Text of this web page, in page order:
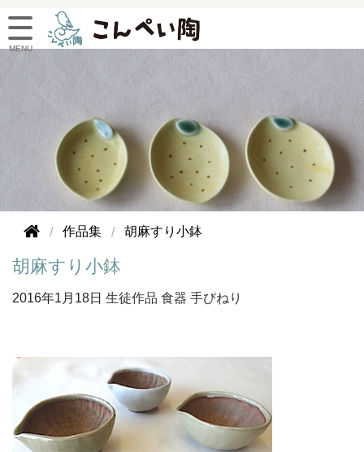
作品集 胡麻すり小鉢
胡麻すり小鉢
2016年1月18日 生徒作品 食器 手びねり